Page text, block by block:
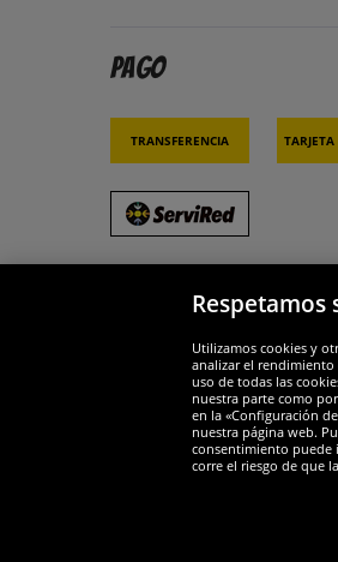
Pago
Transferencia
Widerruf
Utilizamos cookies y
analizar el rendimiento
uso de todas las
nuestra parte como
en la «Configuración
nuestra página web.
consentimiento puede
corre el riesgo de que